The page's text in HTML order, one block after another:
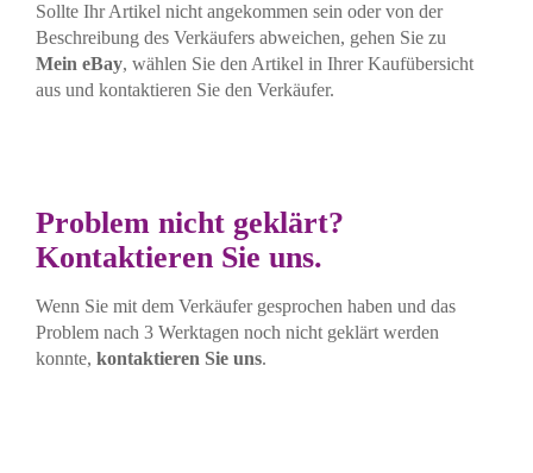
Sollte Ihr Artikel nicht angekommen sein oder von der
Beschreibung des Verkäufers abweichen, gehen Sie zu
Mein eBay, wählen Sie den Artikel in Ihrer Kaufübersicht
aus und kontaktieren Sie den Verkäufer.
Problem nicht geklärt?
Kontaktieren Sie uns.
Wenn Sie mit dem Verkäufer gesprochen haben und das
Problem nach 3 Werktagen noch nicht geklärt werden
konnte, kontaktieren Sie uns.